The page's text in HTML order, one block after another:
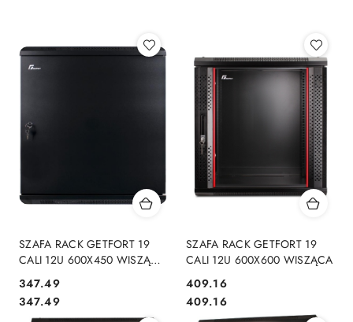
SZAFA RACK GETFORT 19
CALI 12U 600X450 WISZĄCA
DRZWI STALOWE
Cena:
347.49
Cena:
347.49
SZAFA RACK GETFORT 19
CALI 12U 600X600 WISZĄCA
Cena:
409.16
Cena:
409.16